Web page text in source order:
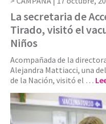
La secretaria de
Tirado, visitó el
Niños
Acompañada de la
Alejandra Mattiacci, una
de la Nación, visitó el …